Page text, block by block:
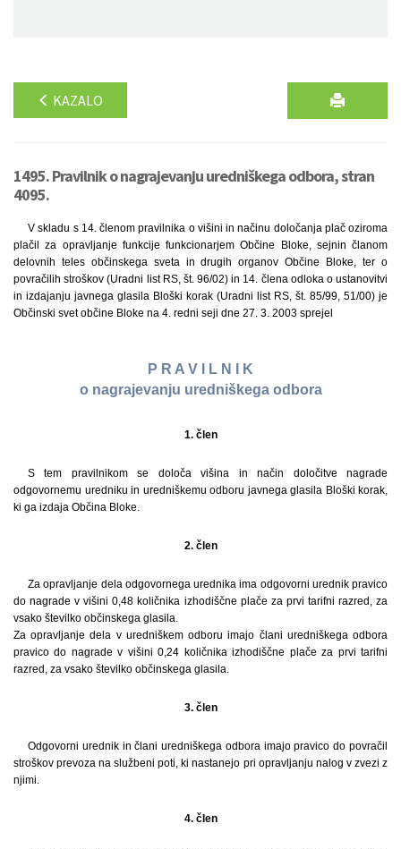
KAZALO
1495. Pravilnik o nagrajevanju uredniškega odbora, stran
4095.
V skladu s 14. členom pravilnika o višini in načinu določanja plač oziroma
plačil za opravljanje funkcije funkcionarjem Občine Bloke, sejnin članom
delovnih teles občinskega sveta in drugih organov Občine Bloke, ter o
povračilih stroškov (Uradni list RS, št. 96/02) in 14. člena odloka o ustanovitvi
in izdajanju javnega glasila Bloški korak (Uradni list RS, št. 85/99, 51/00) je
Občinski svet občine Bloke na 4. redni seji dne 27. 3. 2003 sprejel
P R A V I L N I K
o nagrajevanju uredniškega odbora
1. člen
S tem pravilnikom se določa višina in način določitve nagrade
odgovornemu uredniku in uredniškemu odboru javnega glasila Bloški korak,
ki ga izdaja Občina Bloke.
2. člen
Za opravljanje dela odgovornega urednika ima odgovorni urednik pravico
do nagrade v višini 0,48 količnika izhodiščne plače za prvi tarifni razred, za
vsako številko občinskega glasila.
Za opravljanje dela v uredniškem odboru imajo člani uredniškega odbora
pravico do nagrade v višini 0,24 količnika izhodiščne plače za prvi tarifni
razred, za vsako številko občinskega glasila.
3. člen
Odgovorni urednik in člani uredniškega odbora imajo pravico do povračil
stroškov prevoza na službeni poti, ki nastanejo pri opravljanju nalog v zvezi z
njimi.
4. člen